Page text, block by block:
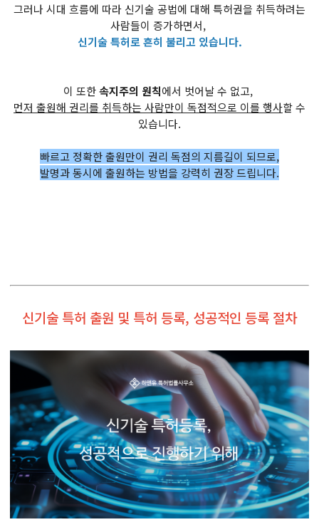
그러나 시대 흐름에 따라 신기술 공법에 대해 특허권을 취득하려는
사람들이 증가하면서,
신기술 특허로 흔히 불리고 있습니다.
이 또한속지주의 원칙에서 벗어날 수 없고,
먼저 출원해 권리를 취득하는 사람만이 독점적으로 이를 행사할 수
있습니다.
빠르고 정확한 출원만이 권리 독점의 지름길이 되므로,
발명과 동시에 출원하는 방법을 강력히 권장 드립니다.
신기술 특허 출원 및 특허 등록, 성공적인 등록 절차